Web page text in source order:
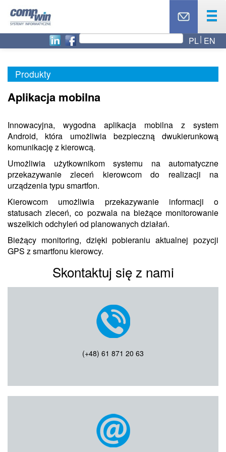
USŁUGI
CASE STUDY
AKTUALNOŚCI
RODO
BLOG
TOP 10
KONTAKT
WSPARCIE TECH
PL EN
Produkty
Aplikacja mobilna
Innowacyjna, wygodna aplikacja mobilna z system
Android, która umożliwia bezpieczną dwukierunkową
komunikację z kierowcą.
Umożliwia użytkownikom systemu na automatyczne
przekazywanie zleceń kierowcom do realizacji na
urządzenia typu smartfon.
Kierowcom umożliwia przekazywanie informacji o
statusach zleceń, co pozwala na bieżące monitorowanie
wszelkich odchyleń od planowanych działań.
Bieżący monitoring, dzięki pobieraniu aktualnej pozycji
GPS z smartfonu kierowcy.
Skontaktuj się z nami
(+48) 61 871 20 63